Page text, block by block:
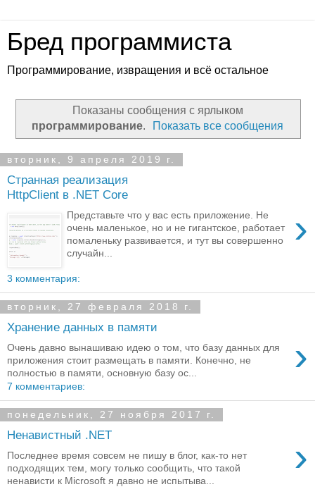
Бред программиста
Программирование, извращения и всё остальное
Показаны сообщения с ярлыком
программирование. Показать все сообщения
вторник, 9 апреля 2019 г.
Странная реализация
HttpClient в .NET Core
›
Представьте что у вас есть приложение. Не
очень маленькое, но и не гигантское, работает
помаленьку развивается, и тут вы совершенно
случайн...
3 комментария:
вторник, 27 февраля 2018 г.
Хранение данных в памяти
›
Очень давно вынашиваю идею о том, что базу данных для
приложения стоит размещать в памяти. Конечно, не
полностью в памяти, основную базу ос...
7 комментариев:
понедельник, 27 ноября 2017 г.
Ненавистный .NET ›
Последнее время совсем не пишу в блог, как-то нет
подходящих тем, могу только сообщить, что такой
ненависти к Microsoft я давно не испытыва...